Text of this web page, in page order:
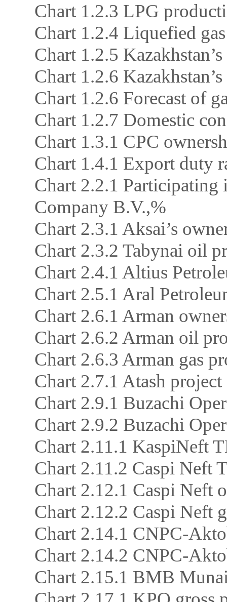
Chart 1.2.3 LPG
Chart 1.2.4 Liquefied
Chart 1.2.5
Chart 1.2.6
Chart 1.2.6 Forecast of
Chart 1.2.7 Domestic
Chart 1.3.1 CPC
Chart 1.4.1 Export duty
Chart 2.2.1
Company B.V.,%
Chart 2.3.1 Aksai’s
Chart 2.3.2 Tabynai oil
Chart 2.4.1 Altius
Chart 2.5.1 Aral
Chart 2.6.1 Arman
Chart 2.6.2 Arman oil
Chart 2.6.3 Arman gas
Chart 2.7.1 Atash
Chart 2.9.1 Buzachi
Chart 2.9.2 Buzachi
Chart 2.11.1 KaspiNeft
Chart 2.11.2 Caspi Neft
Chart 2.12.1 Caspi Neft
Chart 2.12.2 Caspi Neft
Chart 2.14.1 CNPC-
Chart 2.14.2 CNPC-
Chart 2.15.1 BMB